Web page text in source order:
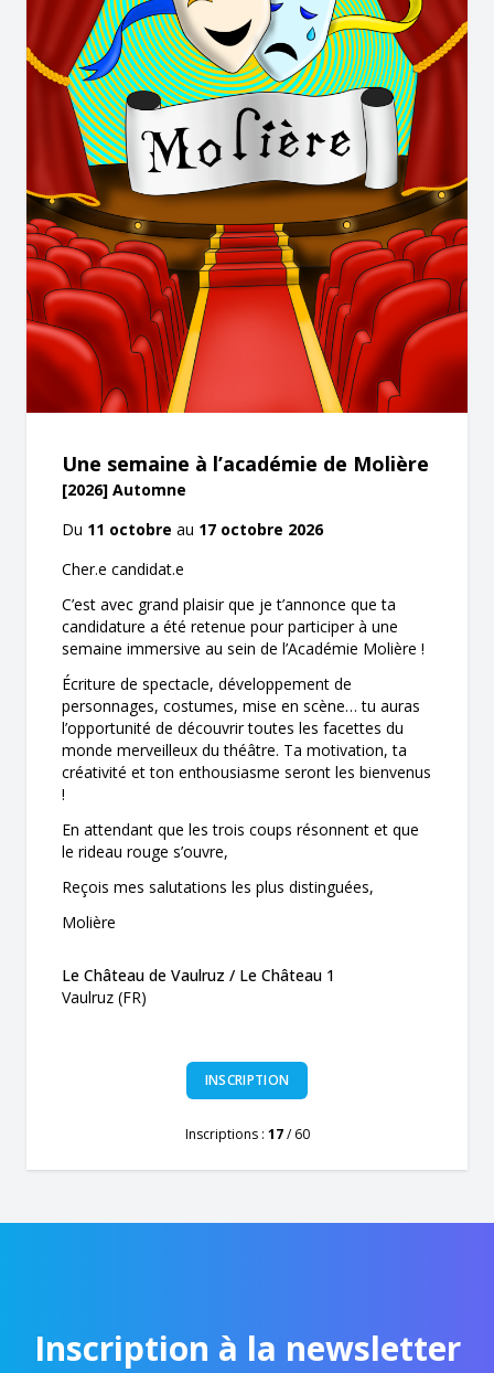
Une semaine à l’académie de Molière
[2026] Automne
Du 11 octobre au 17 octobre 2026
Cher.e candidat.e
C’est avec grand plaisir que je t’annonce que ta
candidature a été retenue pour participer à une
semaine immersive au sein de l’Académie Molière !
Écriture de spectacle, développement de
personnages, costumes, mise en scène… tu auras
l’opportunité de découvrir toutes les facettes du
monde merveilleux du théâtre. Ta motivation, ta
créativité et ton enthousiasme seront les bienvenus
!
En attendant que les trois coups résonnent et que
le rideau rouge s’ouvre,
Reçois mes salutations les plus distinguées,
Molière
Le Château de Vaulruz / Le Château 1
Vaulruz (FR)
INSCRIPTION
Inscriptions : 17/ 60
Inscription à la newsletter